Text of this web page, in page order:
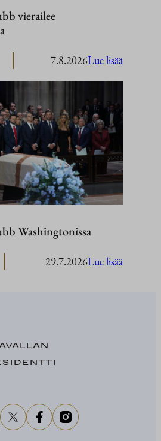
vierailee
7.8.2026Lue lisää
vierailee
Washingtonissa
29.7.2026Lue lisää